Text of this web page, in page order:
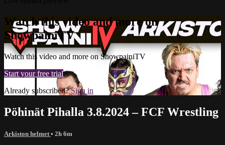
Watch this video and more on
ShowpainiTV
Watch this video and more on ShowpainiTV
Start your free trial
Already subscribed?Sign in
Pöhinät Pihalla 3.8.2024 – FCF Wrestling
Arkiston helmet • 2h 6m